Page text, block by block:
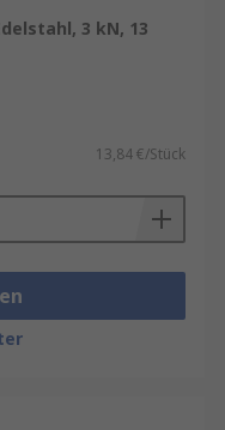
3 kN, 13
13,84 €/Stück